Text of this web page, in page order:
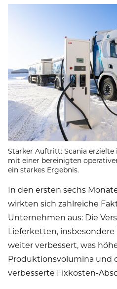
Starker Auftritt: Scania erzielte
mit einer bereinigten
ein starkes Ergebnis.
In den ersten sechs
wirkten sich zahlreiche
Unternehmen aus: Die
Lieferketten, insbesondere
weiter verbessert, was
Produktionsvolumina und
verbesserte Fixkosten-